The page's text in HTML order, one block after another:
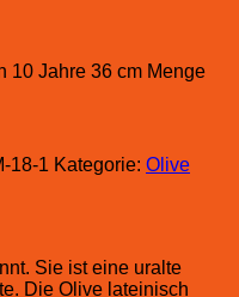
10 Jahre 36 cm Menge
18-1 Kategorie: Olive
Sie ist eine uralte
Die Olive lateinisch